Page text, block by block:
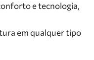
e tecnologia,
em qualquer tipo